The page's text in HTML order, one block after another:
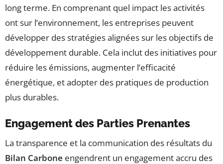
long terme. En comprenant quel impact les activités
ont sur l’environnement, les entreprises peuvent
développer des stratégies alignées sur les objectifs de
développement durable. Cela inclut des initiatives pour
réduire les émissions, augmenter l’efficacité
énergétique, et adopter des pratiques de production
plus durables.
Engagement des Parties Prenantes
La transparence et la communication des résultats du
Bilan Carbone engendrent un engagement accru des